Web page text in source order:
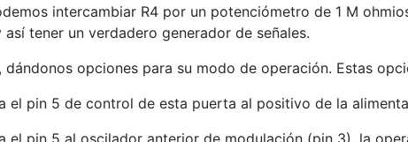
intercambiar R4 por un potenciómetro de 1 M
tener un verdadero generador de señales.
opciones para su modo de operación. Estas
el pin 5 de control de esta puerta al positivo de la
el pin 5 al oscilador anterior de modulación (pin 3), la